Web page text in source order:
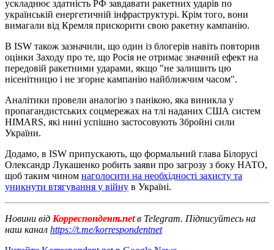
ускладнює здатність РФ завдавати ракетних ударів по
українській енергетичній інфраструктурі. Крім того, вони
вимагали від Кремля прискорити свою ракетну кампанію.
В ISW також зазначили, що один із блогерів навіть повторив
оцінки Заходу про те, що Росія не отримає значний ефект на
передовій ракетними ударами, якщо "не залишить цю
нісенітницю і не згорне кампанію найближчим часом".
Аналітики провели аналогію з панікою, яка виникла у
пропагандистських соцмережах на тлі наданих США систем
HIMARS, які нині успішно застосовують Збройні сили
України.
Додамо, в ISW припускають, що формальний глава Білорусі
Олександр Лукашенко робить заяви про загрозу з боку НАТО,
щоб таким чином наголосити на необхідності захисту та
уникнути втягування у війну в Україні.
Новини від Корреспондент.netв Telegram. Підписуйтесь на
наш канал https://t.me/korrespondentnet